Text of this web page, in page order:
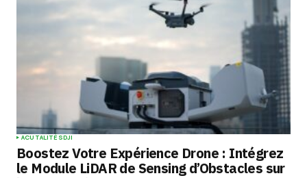
ACUTALITÉSDJI
Boostez Votre Expérience Drone : Intégrez
le Module LiDAR de Sensing d’Obstacles sur